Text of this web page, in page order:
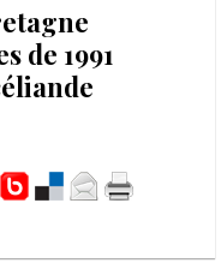
de 1991